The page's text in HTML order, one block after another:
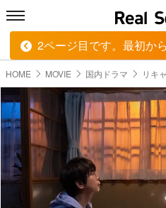
HOME MUSIC
HOME MOVIE 国内ドラマ リキ
2ページ目です。最初か